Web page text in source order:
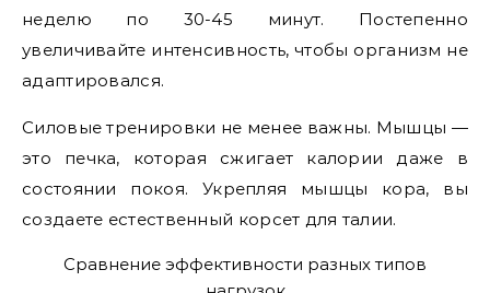
неделю по 30-45 минут. Постепенно
увеличивайте интенсивность, чтобы организм не
адаптировался.
Силовые тренировки не менее важны. Мышцы —
это печка, которая сжигает калории даже в
состоянии покоя. Укрепляя мышцы кора, вы
создаете естественный корсет для талии.
Сравнение эффективности разных типов